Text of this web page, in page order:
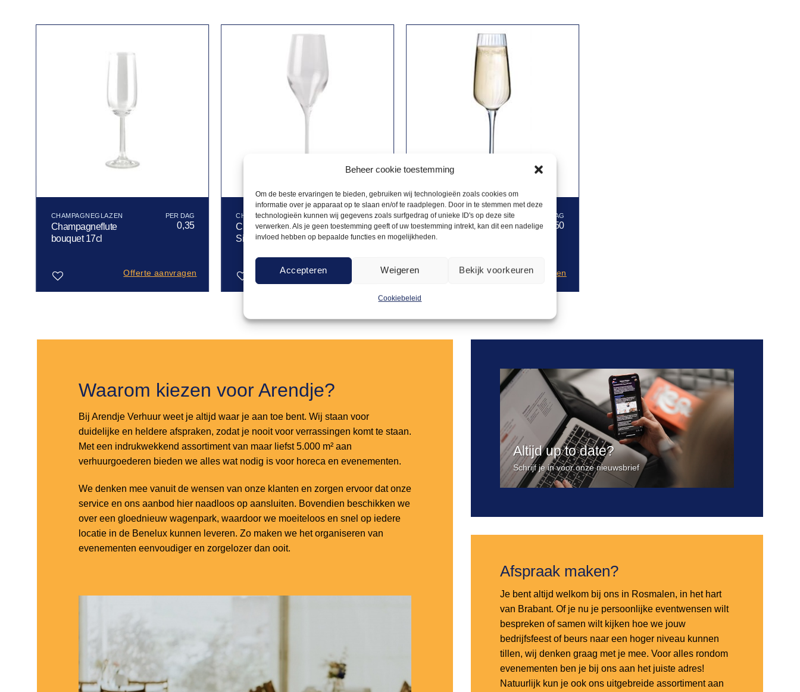
Beheer cookie toestemming
Om de beste ervaringen te bieden, gebruiken wij technologieën zoals cookies om
informatie over je apparaat op te slaan en/of te raadplegen. Door in te stemmen met deze
technologieën kunnen wij gegevens zoals surfgedrag of unieke ID's op deze site
verwerken. Als je geen toestemming geeft of uw toestemming intrekt, kan dit een nadelige
invloed hebben op bepaalde functies en mogelijkheden.
Accepteren Weigeren Bekijk voorkeuren
Cookiebeleid
CHAMPAGNEGLAZEN
Champagneflute
bouquet 17cl
0,35
Offerte aanvragen
CHAMPAGNEGLAZEN
Champagneflute
Silhouette 26cl
0,45
Offerte aanvragen
Toevoegen
CHAMPAGNEGLAZEN
Champagneflute
Symetrie 21cl
0,50
Offerte aanvragen
aan
Waarom kiezen voor Arendje?
Bij Arendje Verhuur weet je altijd waar je aan toe bent. Wij staan voor
duidelijke en heldere afspraken, zodat je nooit voor verrassingen komt te staan.
Met een indrukwekkend assortiment van maar liefst 5.000 m² aan
verhuurgoederen bieden we alles wat nodig is voor horeca en evenementen.
We denken mee vanuit de wensen van onze klanten en zorgen ervoor dat onze
service en ons aanbod hier naadloos op aansluiten. Bovendien beschikken we
over een gloednieuw wagenpark, waardoor we moeiteloos en snel op iedere
locatie in de Benelux kunnen leveren. Zo maken we het organiseren van
evenementen eenvoudiger en zorgelozer dan ooit.
Altijd up to date?
Schrijf je in voor onze nieuwsbrief
Afspraak maken?
Je bent altijd welkom bij ons in Rosmalen, in het hart
van Brabant. Of je nu je persoonlijke eventwensen wilt
bespreken of samen wilt kijken hoe we jouw
bedrijfsfeest of beurs naar een hoger niveau kunnen
tillen, wij denken graag met je mee. Voor alles rondom
evenementen ben je bij ons aan het juiste adres!
Natuurlijk kun je ook ons uitgebreide assortiment aan